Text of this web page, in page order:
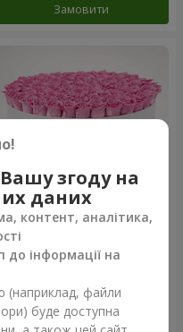
Замовити
в коробці "101 рожева
Замовити
згоду на
даних
контент, аналітика,
до інформації на
(наприклад, файли
буде доступна